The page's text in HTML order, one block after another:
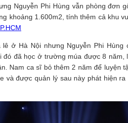
Nguyễn Phi Hùng vẫn phòng đơn
khoảng 1.600m2, tính thêm cả khu
ở Hà Nội nhưng Nguyễn Phi
đó đã học ở trường múa được 8
Nam ca sĩ bỏ thêm 2 năm để luyện
và được quản lý sau này phát hiện